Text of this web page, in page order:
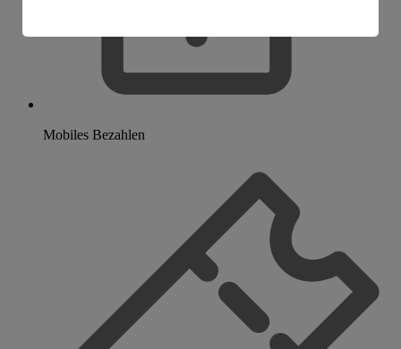
Mobiles Bezahlen
Informationen zum Herausgeber der Seite findest du